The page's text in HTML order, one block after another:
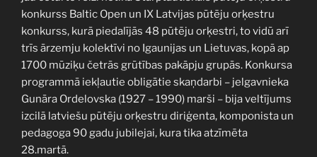
konkurss Baltic Open un IX Latvijas pūtēju orķestru
konkurss, kurā piedalījās 48 pūtēju orķestri, to vidū arī
trīs ārzemju kolektīvi no Igaunijas un Lietuvas, kopā ap
1700 mūziķu četrās grūtības pakāpju grupās. Konkursa
programmā iekļautie obligātie skaņdarbi – jelgavnieka
Gunāra Ordelovska (1927 – 1990) marši – bija veltījums
izcilā latviešu pūtēju orķestru diriģenta, komponista un
pedagoga 90 gadu jubilejai, kura tika atzīmēta
28.martā.